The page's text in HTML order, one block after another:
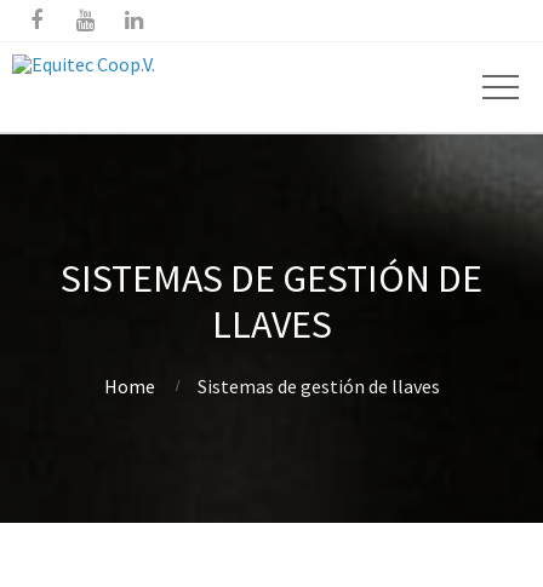
  
SISTEMAS DE GESTIÓN DE
LLAVES
Home Sistemas de gestión de llaves